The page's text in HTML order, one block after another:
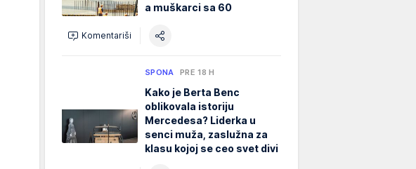
a muškarci sa 60
Komentariši
SPONA PRE 18 H
Kako je Berta Benc
oblikovala istoriju
Mercedesa? Liderka u
senci muža, zaslužna za
klasu kojoj se ceo svet divi